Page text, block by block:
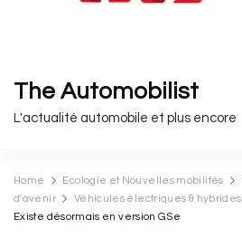
The Automobilist
L'actualité automobile et plus encore
Home Ecologie et Nouvelles mobilités
d'avenir
Véhicules électriques & hybrides
Existe désormais en version GSe